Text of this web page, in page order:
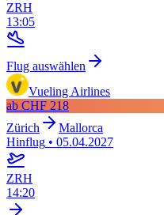
ZRH
13:05
Flug auswählen
Vueling Airlines
ab CHF 218
Zürich
Mallorca
Hinflug • 05.04.2027
ZRH
14:20